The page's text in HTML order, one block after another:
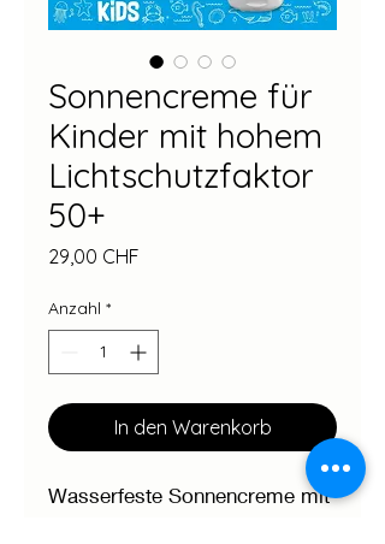
Sonnencreme für
Kinder mit hohem
Lichtschutzfaktor
50+
29,00 CHF
Anzahl *
In den Warenkorb
Wasserfeste Sonnencreme mit